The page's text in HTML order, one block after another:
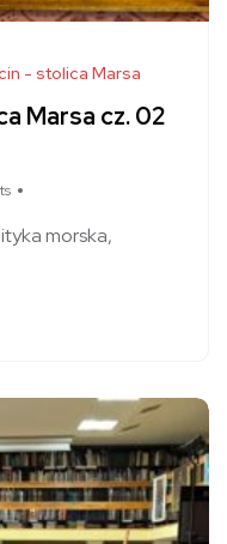
- stolica Marsa
Marsa cz. 02
morska